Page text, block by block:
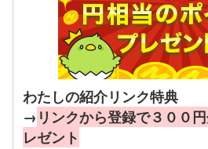
わたしの紹介リンク特典
→ リンクから登録で３００
レゼント